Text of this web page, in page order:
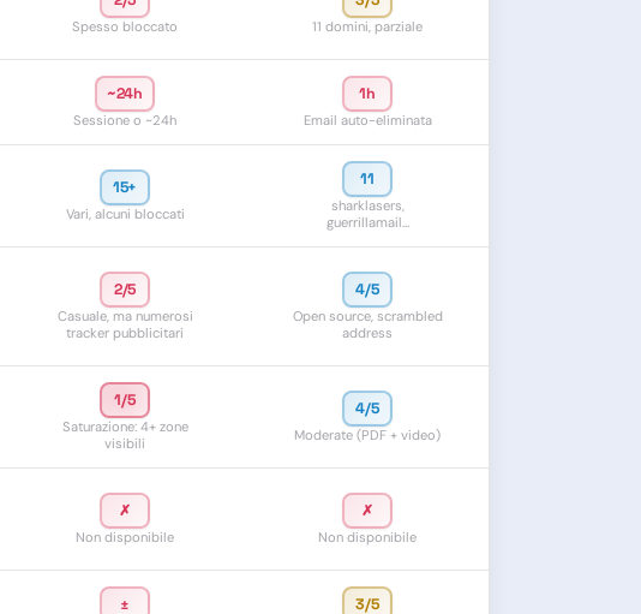
Spesso bloccato 11 domini, parziale
~24h
Sessione o ~24h
1h
Email auto-eliminata
15+
Vari, alcuni bloccati
11
sharklasers,
guerrillamail…
2/5
Casuale, ma numerosi
tracker pubblicitari
4/5
Open source, scrambled
address
1/5
Saturazione: 4+ zone
visibili
4/5
Moderate (PDF + video)
✗
Non disponibile
✗
Non disponibile
± 3/5